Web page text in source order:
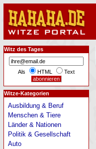
Witz des Tages
Als HTML Text
Witze-Kategorien
Ausbildung & Beruf
Menschen & Tiere
Länder & Nationen
Politik & Gesellschaft
Auto